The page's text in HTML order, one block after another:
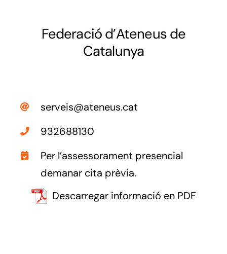
Federació d’Ateneus de
Catalunya
serveis@ateneus.cat
932688130
Per l’assessorament presencial
demanar cita prèvia.
Descarregar informació en PDF